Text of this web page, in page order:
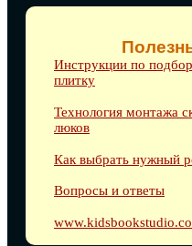
Инструкции по
плитку
Технология монтажа
люков
Как выбрать нужный
Вопросы и ответы